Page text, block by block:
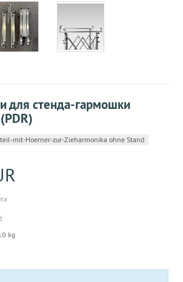
для стенда-гармошки
mit-Hoerner-zur-Zieharmonika ohne Stand
kg